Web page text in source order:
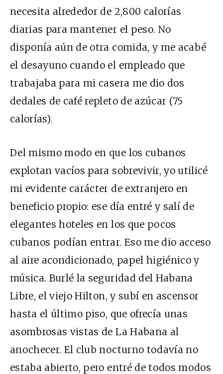
necesita alrededor de 2,800 calorías
diarias para mantener el peso. No
disponía aún de otra comida, y me acabé
el desayuno cuando el empleado que
trabajaba para mi casera me dio dos
dedales de café repleto de azúcar (75
calorías).
Del mismo modo en que los cubanos
explotan vacíos para sobrevivir, yo utilicé
mi evidente carácter de extranjero en
beneficio propio: ese día entré y salí de
elegantes hoteles en los que pocos
cubanos podían entrar. Eso me dio acceso
al aire acondicionado, papel higiénico y
música. Burlé la seguridad del Habana
Libre, el viejo Hilton, y subí en ascensor
hasta el último piso, que ofrecía unas
asombrosas vistas de La Habana al
anochecer. El club nocturno todavía no
estaba abierto, pero entré de todos modos